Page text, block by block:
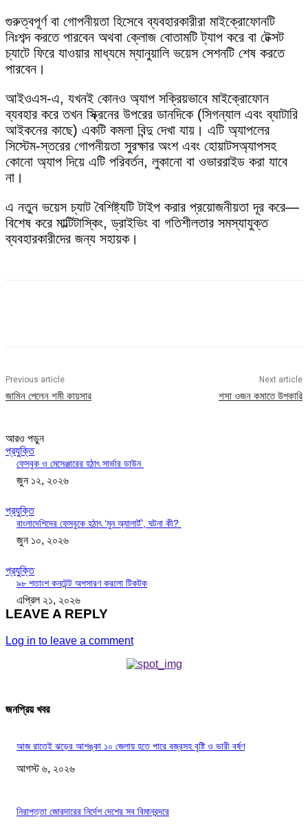
গুরুত্বপূর্ণ বা গোপনীয়তা হিসেবে ব্যবহারকারীরা মাইক্রোফোনটি
নিঃশব্দ করতে পারবেন অথবা ক্লোজ বোতামটি ট্যাপ করে বা টেক্সট
চ্যাটে ফিরে যাওয়ার মাধ্যমে ম্যানুয়ালি ভয়েস সেশনটি শেষ করতে
পারবেন।
আইওএস-এ, যখনই কোনও অ্যাপ সক্রিয়ভাবে মাইক্রোফোন
ব্যবহার করে তখন স্ক্রিনের উপরের ডানদিকে (সিগন্যাল এবং ব্যাটারি
আইকনের কাছে) একটি কমলা বিন্দু দেখা যায়। এটি অ্যাপলের
সিস্টেম-স্তরের গোপনীয়তা সুরক্ষার অংশ এবং হোয়াটসঅ্যাপসহ
কোনো অ্যাপ দিয়ে এটি পরিবর্তন, লুকানো বা ওভাররাইড করা যাবে
না।
এ নতুন ভয়েস চ্যাট বৈশিষ্ট্যটি টাইপ করার প্রয়োজনীয়তা দূর করে—
বিশেষ করে মাল্টিটাস্কিং, ড্রাইভিং বা গতিশীলতার সমস্যাযুক্ত
ব্যবহারকারীদের জন্য সহায়ক।
Previous article
জামিন পেলেন শমী কায়সার
Next article
শসা ওজন কমাতে উপকারি
আরও পড়ুন
প্রযুক্তি
ফেসবুক ও মেসেঞ্জারের হঠাৎ সার্ভার ডাউন
জুন ১২, ২০২৬
প্রযুক্তি
বাংলাদেশিদের ফেসবুকে হঠাৎ ‘মুন অ্যালার্ট’, ঘটনা কী?
জুন ১০, ২০২৬
প্রযুক্তি
৯৮ শতাংশ কনটেন্ট অপসারণ করলো টিকটক
এপ্রিল ২১, ২০২৬
LEAVE A REPLY
Log in to leave a comment
জনপ্রিয় খবর
আজ রাতেই ঝড়ের আশঙ্কা ১০ জেলায় হতে পারে বজ্রসহ বৃষ্টি ও ভারী বর্ষণ
আগস্ট ৬, ২০২৬
নিরাপত্তা জোরদারের নির্দেশ দেশের সব বিমানবন্দরে